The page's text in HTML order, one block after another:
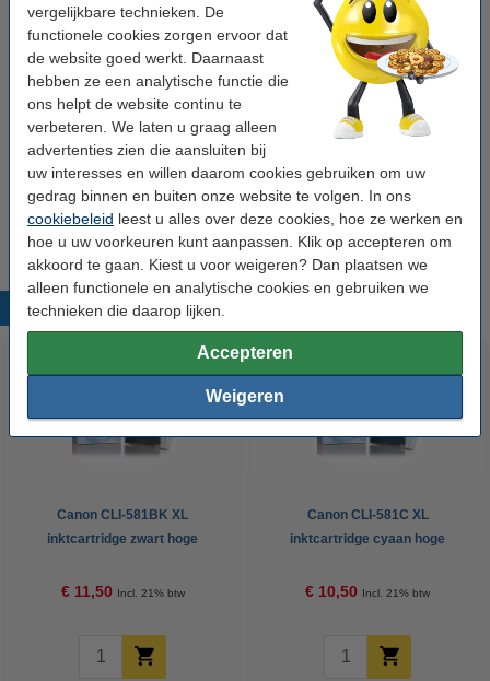
vergelijkbare technieken. De
functionele cookies zorgen ervoor dat
de website goed werkt. Daarnaast
hebben ze een analytische functie die
ons helpt de website continu te
verbeteren. We laten u graag alleen
advertenties zien die aansluiten bij
uw interesses en willen daarom cookies gebruiken om uw
gedrag binnen en buiten onze website te volgen. In ons
cookiebeleid leest u alles over deze cookies, hoe ze werken en
hoe u uw voorkeuren kunt aanpassen. Klik op accepteren om
akkoord te gaan. Kiest u voor weigeren? Dan plaatsen we
alleen functionele en analytische cookies en gebruiken we
technieken die daarop lijken.
Accepteren
Weigeren
Tip: complete set bestellen
Canon PGI-580PGBK XL / CLI-581 XL
aanbieding: 2 zwart + 3 kleuren (123inkt
huismerk)
€ 54,50
Wij adviseren u om deze cartridge i.p.v. de originele cartridge te
nemen.
Populaire producten
Canon CLI-581BK XL
inktcartridge zwart hoge
€ 11,50 Incl. 21% btw
Canon CLI-581C XL
inktcartridge cyaan hoge
€ 10,50 Incl. 21% btw